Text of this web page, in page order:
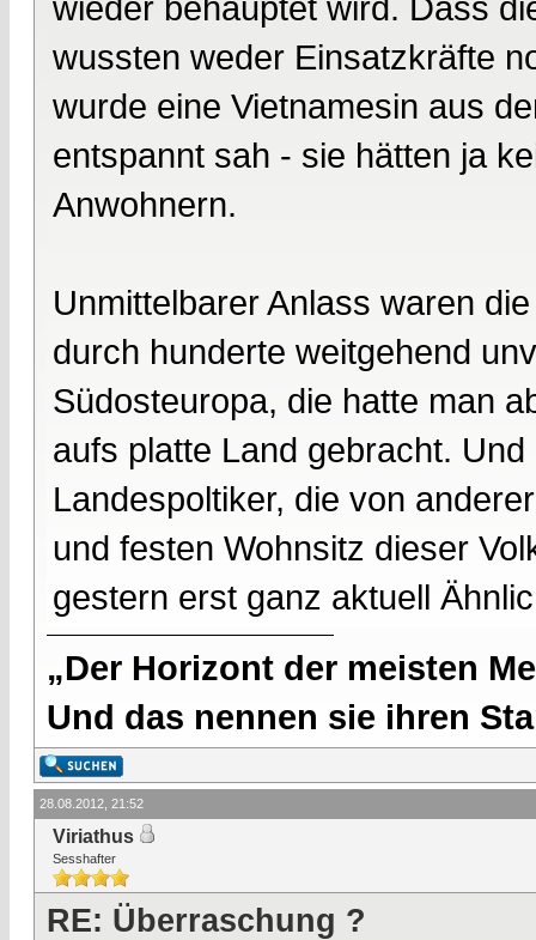
wussten weder Einsatzkräfte
wurde eine Vietnamesin aus
entspannt sah - sie hätten ja
Anwohnern.
Unmittelbarer Anlass waren
durch hunderte weitgehend
Südosteuropa, die hatte man
aufs platte Land gebracht.
Landespoltiker, die von
und festen Wohnsitz dieser
gestern erst ganz aktuell
„Der Horizont der meisten
Und das nennen sie ihren
28.08.2012, 21:52
Viriathus
Sesshafter
RE: Überraschung ?